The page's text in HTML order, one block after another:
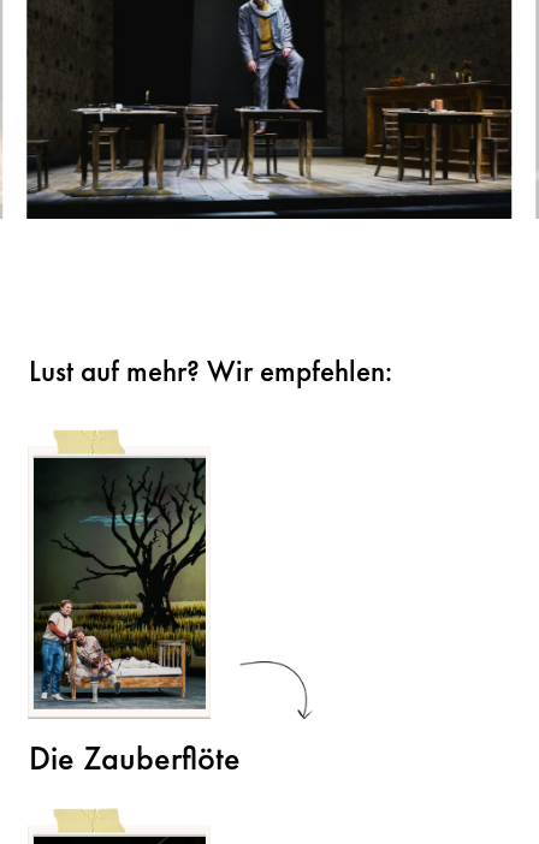
Lust auf mehr? Wir empfehlen:
Die Zauberflöte